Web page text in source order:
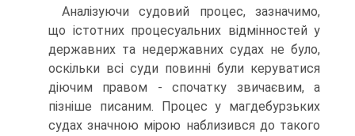
Аналізуючи судовий процес, зазначимо,
що істотних процесуальних відмінностей у
державних та недержавних судах не було,
оскільки всі суди повинні були керуватися
діючим правом - спочатку звичаєвим, а
пізніше писаним. Процес у магдебурзьких
судах значною мірою наблизився до такого